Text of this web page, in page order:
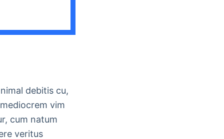
debitis cu,
vim
cum natum
veritus